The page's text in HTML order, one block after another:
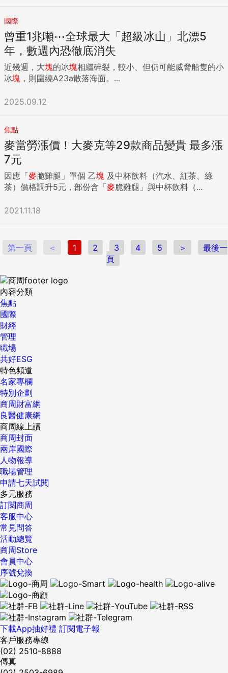
國際
曾重1兆噸⋯全球最大「超級冰山」北漂5
年，數週內恐徹底消失
近幾週，大塊的冰塊相繼碎裂，較小、但仍可能威脅船隻的小
冰塊 ，則圍繞A23a散落海面。...
2025.09.12
焦點
麥當勞漲價！大麥克等29款商品變貴 最多漲
7元
因應「麥脆雞腿」單個 乙塊 及中杯飲料（汽水、紅茶、綠
茶）價格調升5元，部份含「麥脆雞腿」與中杯飲料（...
2021.11.18
第一頁 ＜ 1 2 3 4 5 ＞
最後一
頁
內容分類
焦點
國際
財經
管理
職場
共好ESG
特色頻道
名家專欄
特別企劃
商周財富網
良醫健康網
商周線上讀
商周封面
兩岸國際
人物報導
職場管理
申請七天試閱
多元服務
訂閱商周
客服中心
常見問答
活動總覽
商周Store
會員中心
序號兌換
下載App抽好禮 訂閱電子報
客戶服務專線
(02) 2510-8888
傳真